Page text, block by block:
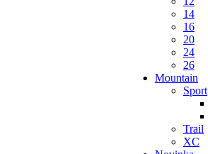
14
16
20
24
26
Mountain
Sport
Trail
XC